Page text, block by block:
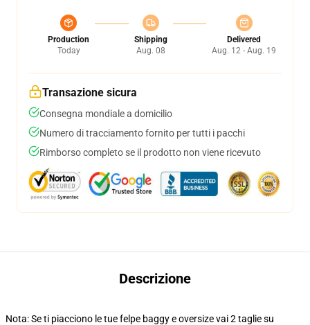
Production
Today
Shipping
Aug. 08
Delivered
Aug. 12 - Aug. 19
Transazione sicura
Consegna mondiale a domicilio
Numero di tracciamento fornito per tutti i pacchi
Rimborso completo se il prodotto non viene ricevuto
Descrizione
Nota: Se ti piacciono le tue felpe baggy e oversize vai 2 taglie su